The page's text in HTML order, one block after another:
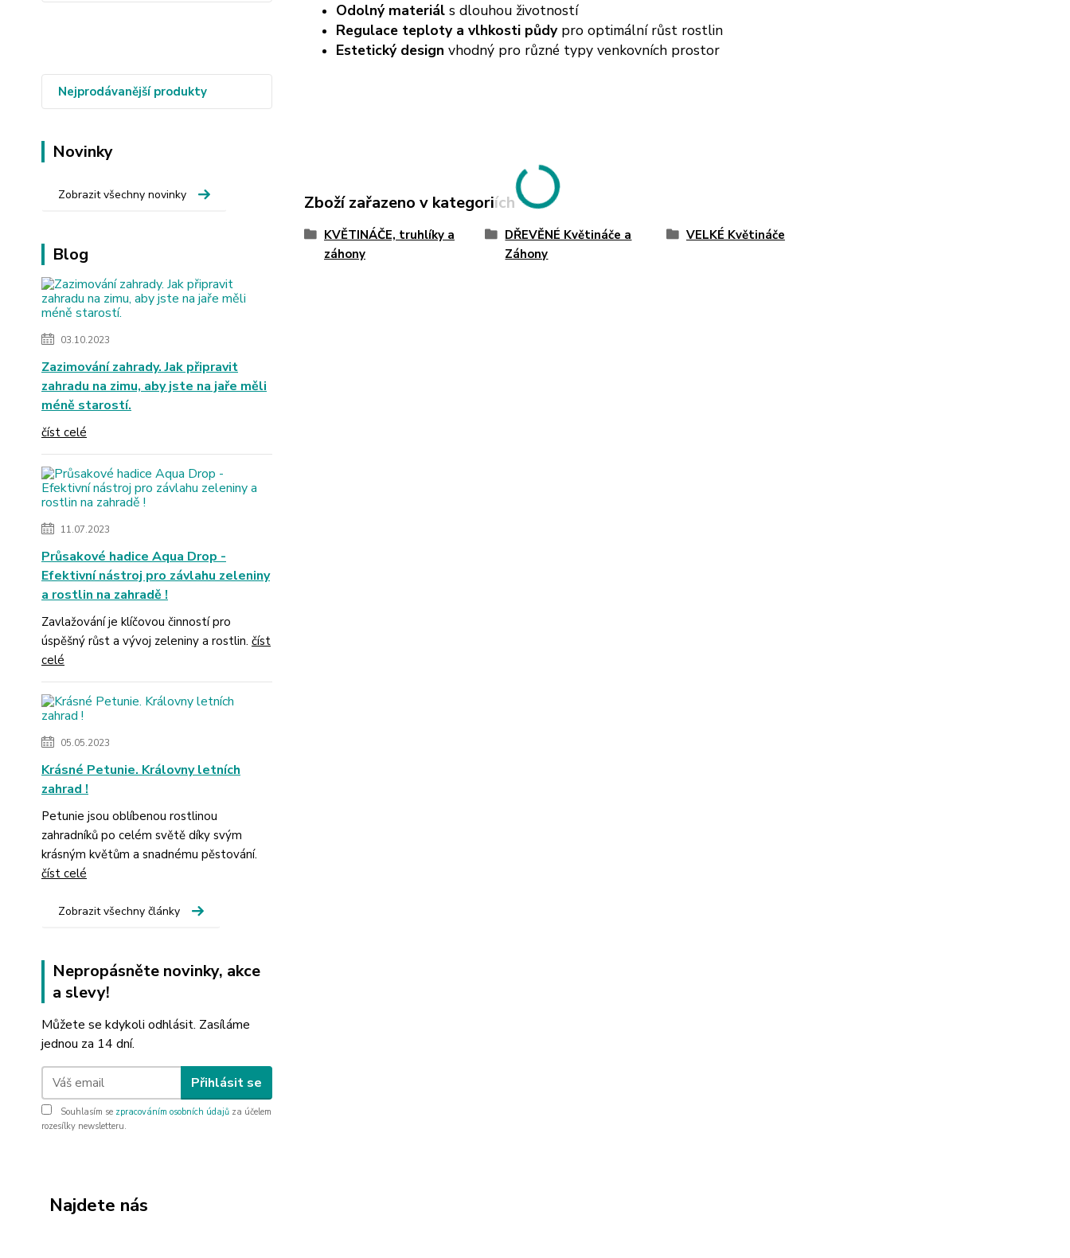
Nejprodávanější produkty
Novinky
Zobrazit všechny novinky
Blog
03.10.2023
Zazimování zahrady. Jak připravit
zahradu na zimu, aby jste na jaře měli
méně starostí.
číst celé
11.07.2023
Průsakové hadice Aqua Drop -
Efektivní nástroj pro závlahu zeleniny
a rostlin na zahradě !
Zavlažování je klíčovou činností pro
úspěšný růst a vývoj zeleniny a rostlin. číst
celé
05.05.2023
Krásné Petunie. Královny letních
zahrad !
Petunie jsou oblíbenou rostlinou
zahradníků po celém světě díky svým
krásným květům a snadnému pěstování.
číst celé
Zobrazit všechny články
Nepropásněte novinky, akce
a slevy!
Můžete se kdykoli odhlásit. Zasíláme
jednou za 14 dní.
Přihlásit se
Souhlasím se zpracováním osobních údajů za účelem
rozesílky newsletteru.
Najdete nás
Odolný materiáls dlouhou životností
Regulace teploty a vlhkosti půdypro optimální růst rostlin
Estetický design vhodný pro různé typy venkovních prostor
Zboží zařazeno v kategoriích
KVĚTINÁČE, truhlíky a
záhony
DŘEVĚNÉ Květináče a
Záhony
VELKÉ Květináče